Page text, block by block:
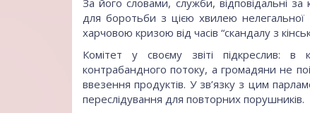
для боротьби з цією хвилею нелегальної
харчовою кризою від часів “скандалу з
Комітет у своєму звіті підкреслив: в
контрабандного потоку, а громадяни не
ввезення продуктів. У зв’язку з цим
переслідування для повторних порушників.